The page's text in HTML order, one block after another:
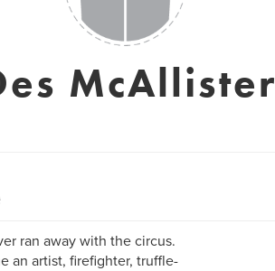
McAllister
ran away with the circus.
an artist, firefighter, truffle-